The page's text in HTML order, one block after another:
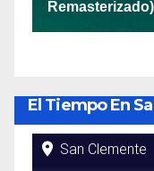
El Tiempo En